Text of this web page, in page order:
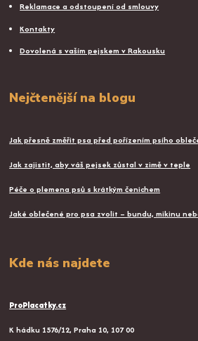
Reklamace a odstoupení od smlouvy
Kontakty
Dovolená s vaším pejskem v Rakousku
Nejčtenější na blogu
Jak přesně změřit psa před pořízením psího
Jak zajistit, aby váš pejsek zůstal v zimě v teple
Péče o plemena psů s krátkým čenichem
Jaké oblečené pro psa zvolit – bundu, mikinu
Kde nás najdete
ProPlacatky.cz
K hádku 1576/12, Praha 10, 107 00